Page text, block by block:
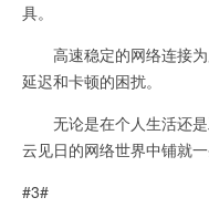
具。
高速稳定的网络连接为
延迟和卡顿的困扰。
无论是在个人生活还是
云见日的网络世界中铺就一
#3#